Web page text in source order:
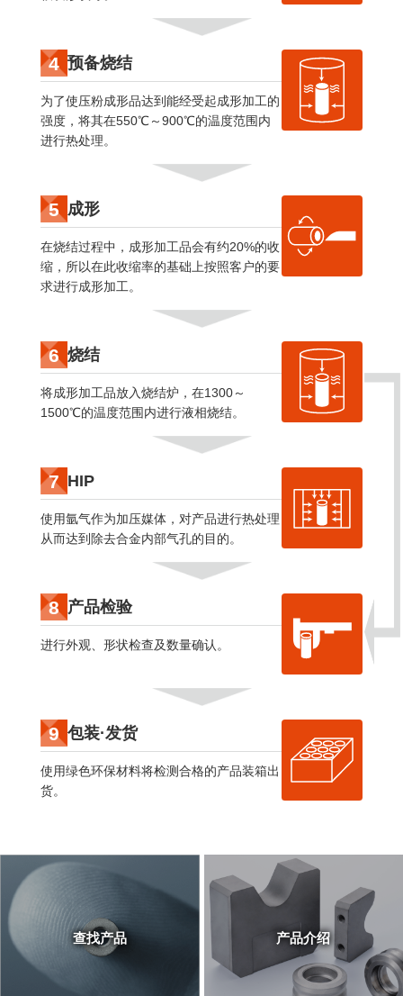
4 预备烧结
为了使压粉成形品达到能经受起成形加工的
强度，将其在550℃～900℃的温度范围内
进行热处理。
5 成形
在烧结过程中，成形加工品会有约20%的收
缩，所以在此收缩率的基础上按照客户的要
求进行成形加工。
6 烧结
将成形加工品放入烧结炉，在1300～
1500℃的温度范围内进行液相烧结。
7 HIP
使用氩气作为加压媒体，对产品进行热处理
从而达到除去合金内部气孔的目的。
8 产品检验
进行外观、形状检查及数量确认。
9 包装·发货
使用绿色环保材料将检测合格的产品装箱出
货。
查找产品 产品介绍